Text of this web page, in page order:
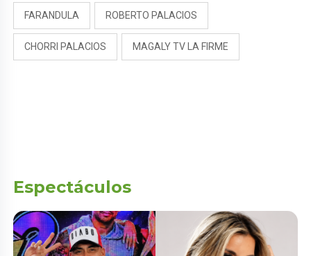
FARANDULA ROBERTO PALACIOS
CHORRI PALACIOS MAGALY TV LA FIRME
Espectáculos